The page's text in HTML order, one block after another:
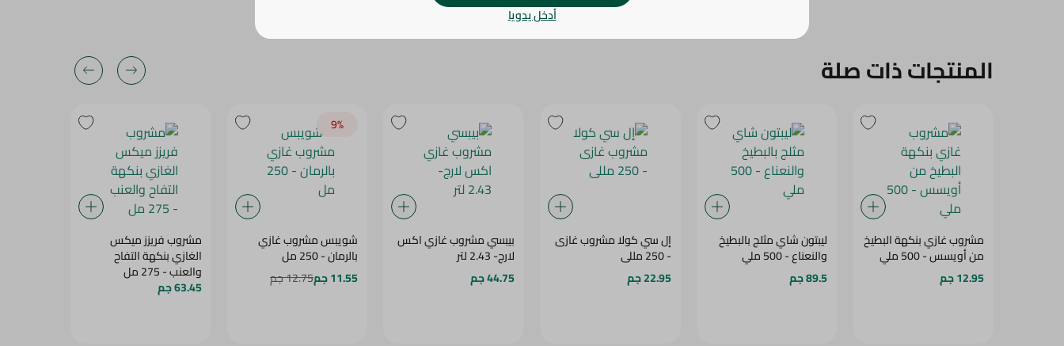
المنتجات ذات صلة
مشروب غازي بنكهة البطيخ
من أويسس - 500 ملي
12.95 جم
ليبتون شاي مثلج بالبطيخ
والنعناع - 500 ملي
89.5 جم
إل سي كولا مشروب غازى
- 250 مللى
22.95 جم
بيبسي مشروب غازي اكس
لارج- 2.43 لتر
44.75 جم
9‎%‎
شويبس مشروب غازي
بالرمان - 250 مل
11.55 جم
12.75 جم
مشروب فريزز ميكس
الغازي بنكهة التفاح
والعنب - 275 مل
63.45 جم
أدخل يدويا